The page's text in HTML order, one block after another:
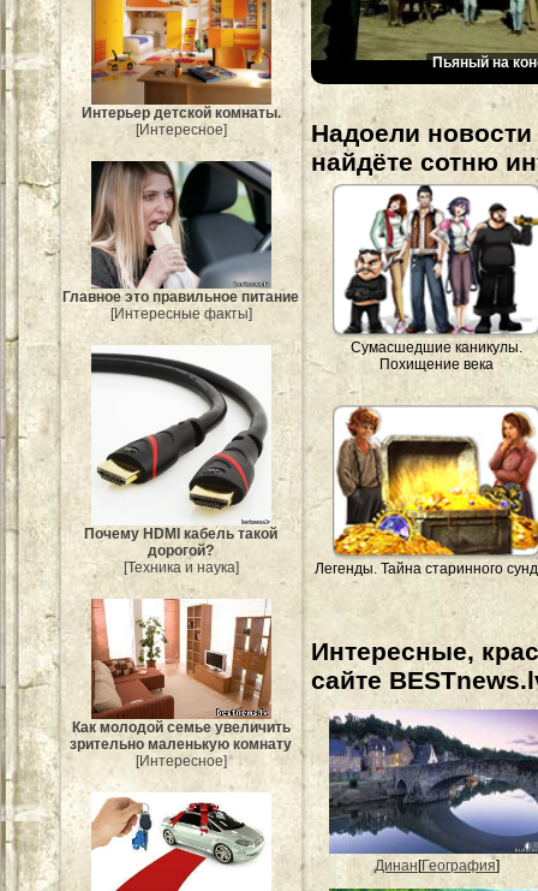
Интерьер детской комнаты.
[Интересное]
Главное это правильное питание
[Интересные факты]
Почему HDMI кабель такой
дорогой?
[Техника и наука]
Как молодой семье увеличить
зрительно маленькую комнату
[Интересное]
Пьяный на
Надоели
найдёте сотню
Сумасшедшие каникулы.
Похищение века
Легенды. Тайна старинного
Интересные,
сайте
Динан [География]